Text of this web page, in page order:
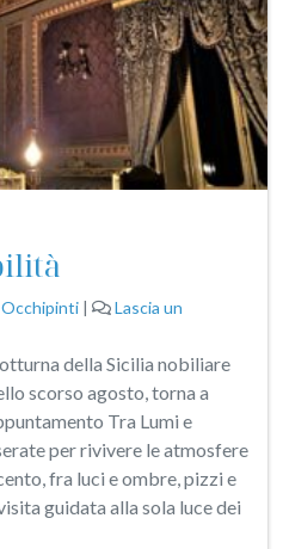
Occhipinti |
Lascia un
della Sicilia nobiliare
scorso agosto, torna a
Tra Lumi e
per rivivere le atmosfere
fra luci e ombre, pizzi e
guidata alla sola luce dei